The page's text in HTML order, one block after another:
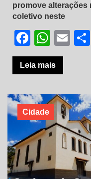
promove alterações
coletivo neste
Leia mais
Cidade